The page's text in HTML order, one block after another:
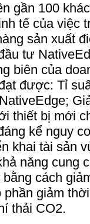
gần 100
tế của việc
sản xuất
tư
biên của
được: Tỉ
thiết bị mới
kể nguy
khai tài sản
năng cung
cách
giảm
thải CO2.